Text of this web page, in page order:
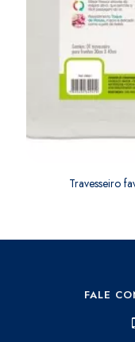
Travesseiro
FALE